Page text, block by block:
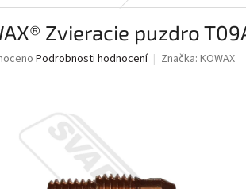
Zvieracie puzdro
Podrobnosti hodnocení Značka: KOWAX